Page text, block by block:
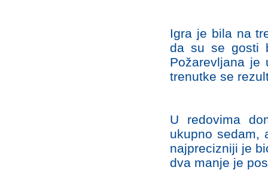
Igra je bila na
da su se gosti
Požarevljana je
trenutke se
U redovima
ukupno sedam,
najprecizniji je
dva manje je